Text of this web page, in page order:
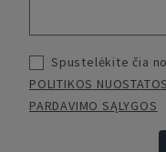
Spustelėkite čia
POLITIKOS NUOSTATOS
PARDAVIMO SĄLYGOS